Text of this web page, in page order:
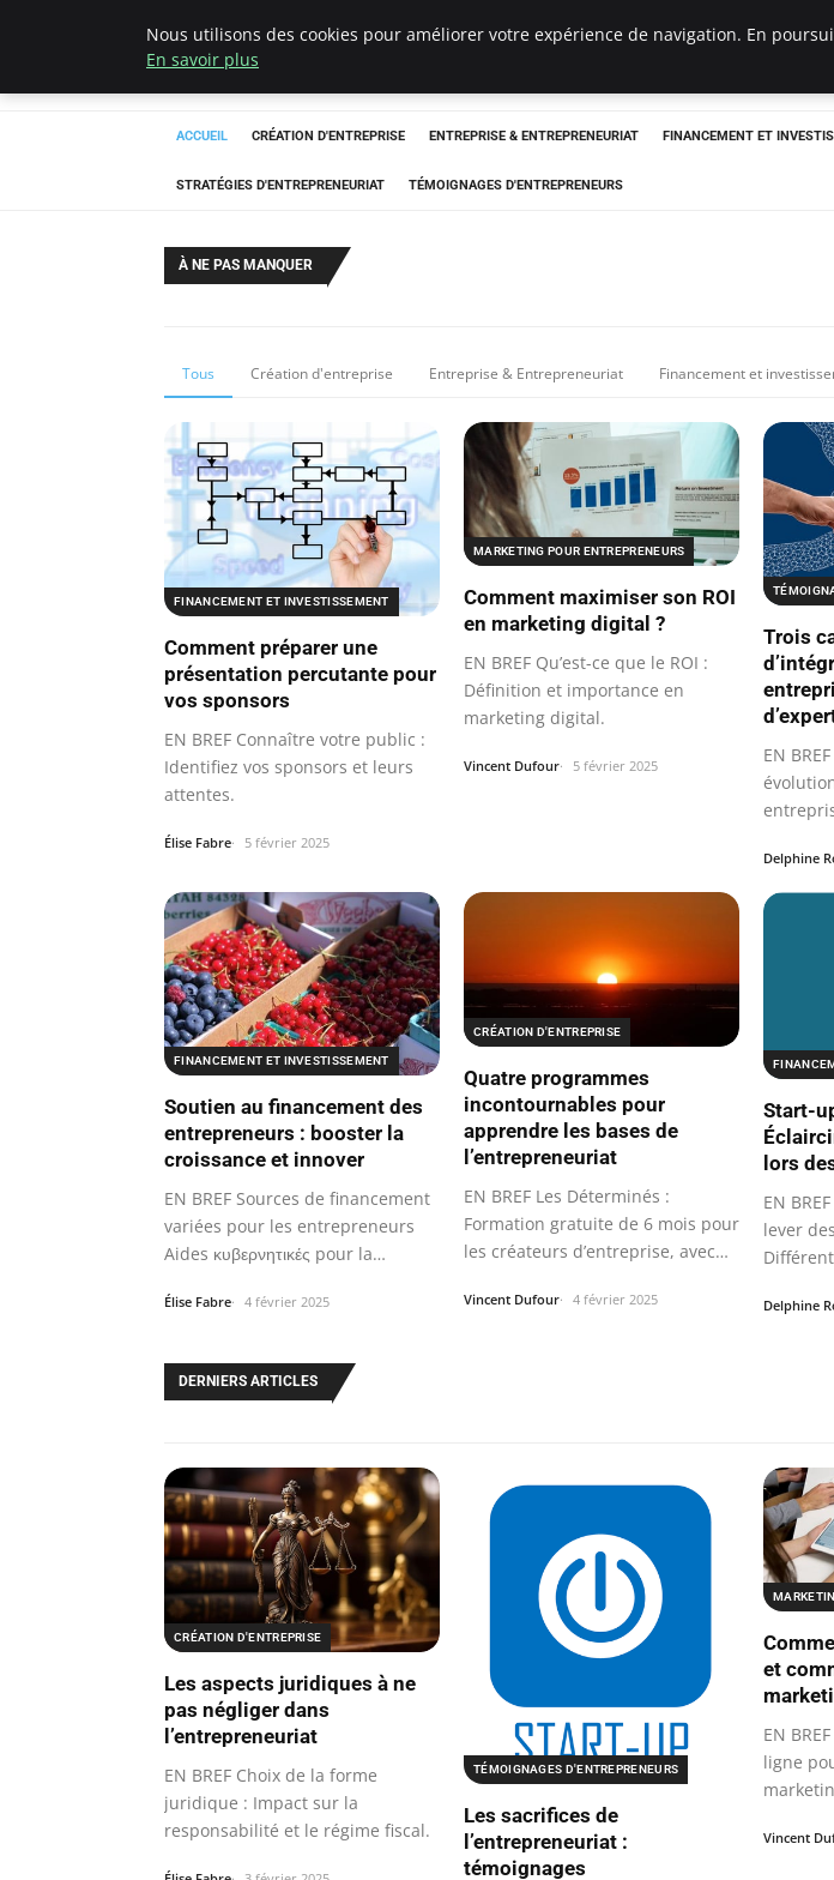
LECFCM
ACCUEIL CRÉATION D'ENTREPRISE ENTREPRISE & ENTREPRENEURIAT FINANCEMENT ET
STRATÉGIES D'ENTREPRENEURIAT TÉMOIGNAGES D'ENTREPRENEURS
À NE PAS MANQUER
Tous Création d'entreprise Entreprise & Entrepreneuriat Financement et
FINANCEMENT ET INVESTISSEMENT
Comment préparer une
présentation percutante pour
vos sponsors
EN BREF Connaître votre public :
Identifiez vos sponsors et leurs
attentes.
Élise Fabre 5 février 2025
MARKETING POUR ENTREPRENEURS
Comment maximiser son ROI
en marketing digital ?
EN BREF Qu’est-ce que le ROI :
Définition et importance en
marketing digital.
Vincent Dufour 5 février 2025
Trois
EN
Delphine
FINANCEMENT ET INVESTISSEMENT
Soutien au financement des
entrepreneurs : booster la
croissance et innover
EN BREF Sources de financement
variées pour les entrepreneurs
Aides κυβερνητικές pour la
Élise Fabre 4 février 2025
CRÉATION D'ENTREPRISE
Quatre programmes
incontournables pour
apprendre les bases de
l’entrepreneuriat
EN BREF Les Déterminés :
Formation gratuite de 6 mois pour
les créateurs d’entreprise, avec…
Vincent Dufour 4 février 2025
Start-
lors
EN
lever
Delphine
DERNIERS ARTICLES
CRÉATION D'ENTREPRISE
Les aspects juridiques à ne
pas négliger dans
l’entrepreneuriat
EN BREF Choix de la forme
juridique : Impact sur la
responsabilité et le régime fiscal.
TÉMOIGNAGES D'ENTREPRENEURS
Les sacrifices de
l’entrepreneuriat :
témoignages
et
EN
ligne
Vincent
Nous utilisons des cookies pour améliorer votre expérience de navigation. En
En savoir plus